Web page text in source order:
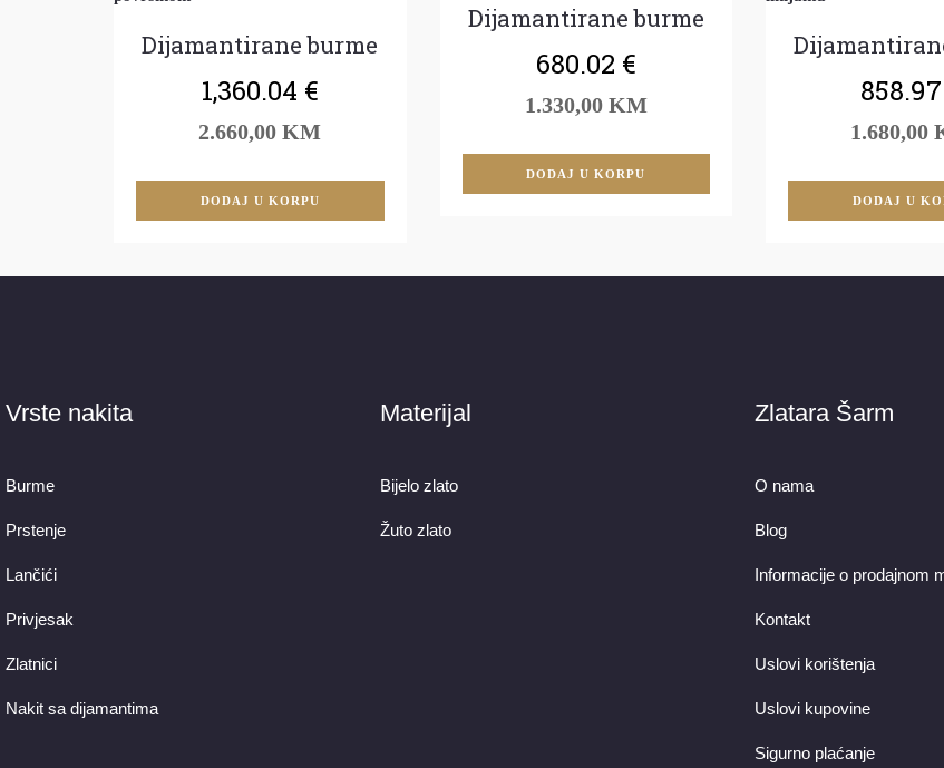
Dijamantirane burme
1,360.04 €
2.660,00 KM
DODAJ U KORPU
Dijamantirane burme
680.02 €
1.330,00 KM
DODAJ U KORPU
858.97
1.680,00
DODAJ U
Vrste nakita
Burme
Prstenje
Lančići
Privjesak
Zlatnici
Nakit sa dijamantima
Materijal
Bijelo zlato
Žuto zlato
Zlatara Šarm
O nama
Blog
Informacije o prodajnom
Kontakt
Uslovi korištenja
Uslovi kupovine
Sigurno plaćanje